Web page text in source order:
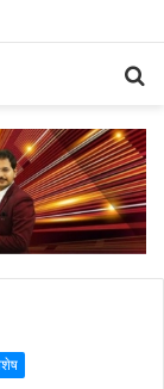
लिए अलर्ट जारी